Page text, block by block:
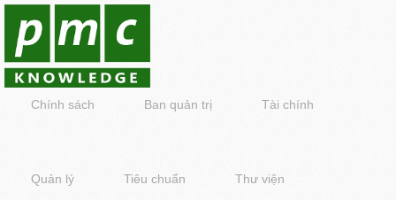
Chính sách Ban quản trị Tài chính
Quản lý Tiêu chuẩn Thư viện